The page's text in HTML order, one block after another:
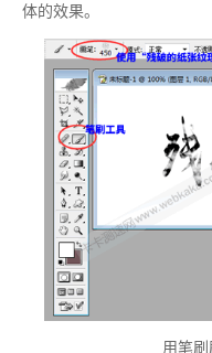
体的效果。
用笔